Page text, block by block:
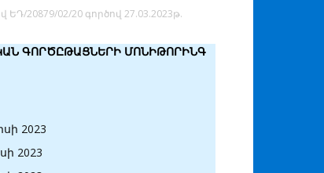
02/20 գործով 27.03.2023թ.
ԳՈՐԾԸԹԱՑՆԵՐԻ ՄՈՆԻԹՈՐԻՆԳ
2023
2023